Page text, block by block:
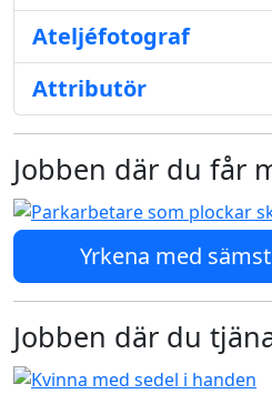
Ateljéfotograf
Attributör
Jobben där du får
Yrkena med
Jobben där du